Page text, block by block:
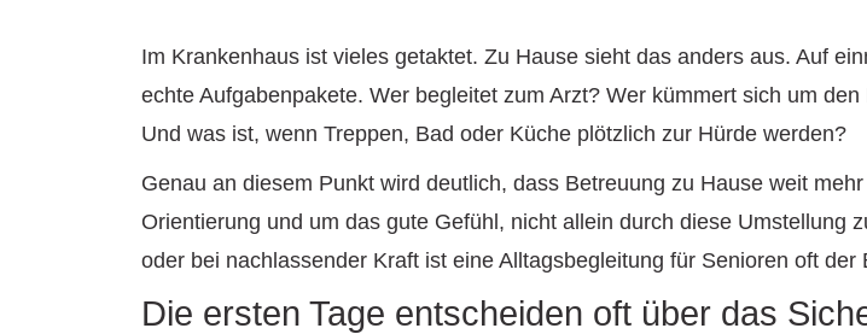
Im Krankenhaus ist vieles getaktet. Zu Hause sieht das anders aus. Auf
echte Aufgabenpakete. Wer begleitet zum Arzt? Wer kümmert sich um
Und was ist, wenn Treppen, Bad oder Küche plötzlich zur Hürde werden?
Genau an diesem Punkt wird deutlich, dass Betreuung zu Hause weit
Orientierung und um das gute Gefühl, nicht allein durch diese Umstellung
oder bei nachlassender Kraft ist eine Alltagsbegleitung für Senioren oft
Die ersten Tage entscheiden oft über das